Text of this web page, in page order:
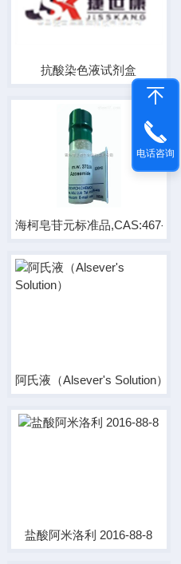
测试盒抗酸染色液试剂盒
海柯皂苷元标准品,CAS:467-
盒阿氏液（Alsever's Solution）
盐酸阿米洛利 2016-88-8
电话咨询